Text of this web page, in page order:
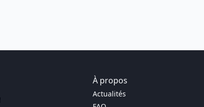
À propos
Actualités